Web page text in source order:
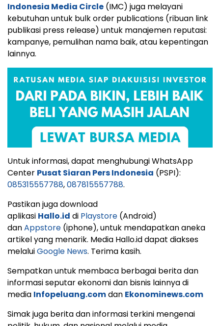
Indonesia Media Circle (IMC) juga melayani
kebutuhan untuk bulk order publications (ribuan link
publikasi press release) untuk manajemen reputasi:
kampanye, pemulihan nama baik, atau kepentingan
lainnya.
Untuk informasi, dapat menghubungi WhatsApp
Center Pusat Siaran Pers Indonesia (PSPI):
085315557788,087815557788.
Pastikan juga download
aplikasi Hallo.id di Playstore (Android)
danAppstore (iphone), untuk mendapatkan aneka
artikel yang menarik. Media Hallo.id dapat diakses
melaluiGoogle News. Terima kasih.
Sempatkan untuk membaca berbagai berita dan
informasi seputar ekonomi dan bisnis lainnya di
media Infopeluang.comdan Ekonominews.com
Simak juga berita dan informasi terkini mengenai